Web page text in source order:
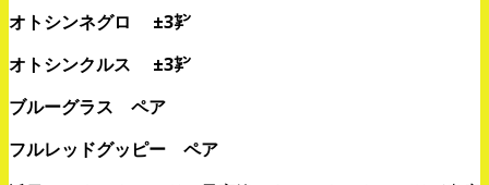
オトシンネグロ ±3㌢
オトシンクルス
±3㌢
ブルーグラス
ペア
フルレッドグッピー
ペア